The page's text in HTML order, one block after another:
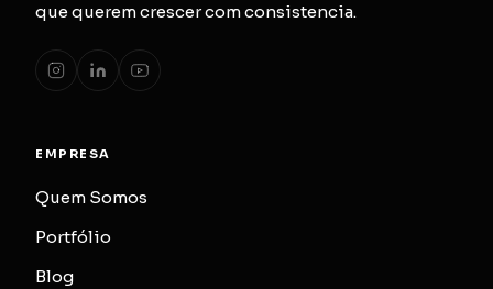
que querem crescer com consistencia.
EMPRESA
Quem Somos
Portfólio
Blog